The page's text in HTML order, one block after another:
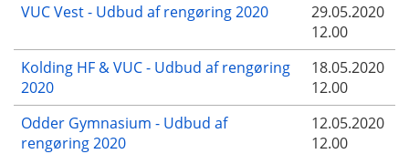
VUC Vest - Udbud af rengøring 2020
29.05.2020
12.00
Kolding HF & VUC - Udbud af rengøring
2020
18.05.2020
12.00
Odder Gymnasium - Udbud af
rengøring 2020
12.05.2020
12.00